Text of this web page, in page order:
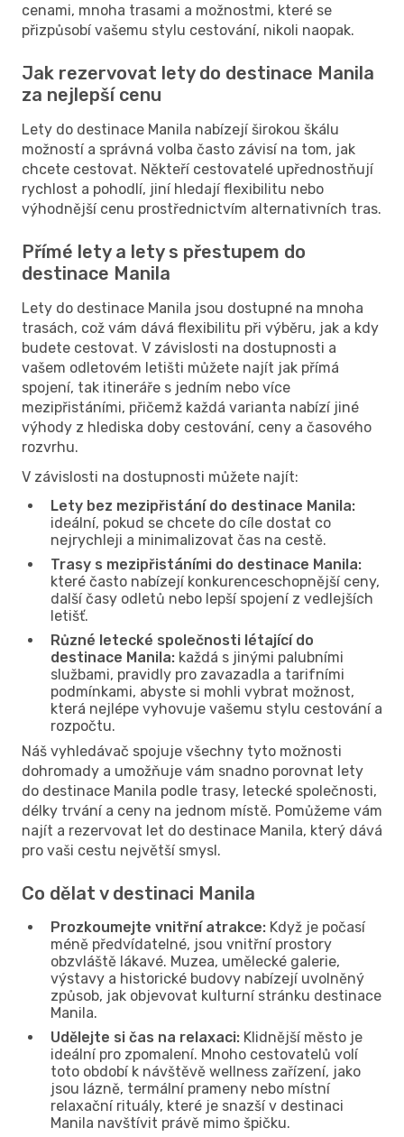
cenami, mnoha trasami a možnostmi, které se
přizpůsobí vašemu stylu cestování, nikoli naopak.
Jak rezervovat lety do destinace Manila
za nejlepší cenu
Lety do destinace Manila nabízejí širokou škálu
možností a správná volba často závisí na tom, jak
chcete cestovat. Někteří cestovatelé upřednostňují
rychlost a pohodlí, jiní hledají flexibilitu nebo
výhodnější cenu prostřednictvím alternativních tras.
Přímé lety a lety s přestupem do
destinace Manila
Lety do destinace Manila jsou dostupné na mnoha
trasách, což vám dává flexibilitu při výběru, jak a kdy
budete cestovat. V závislosti na dostupnosti a
vašem odletovém letišti můžete najít jak přímá
spojení, tak itineráře s jedním nebo více
mezipřistáními, přičemž každá varianta nabízí jiné
výhody z hlediska doby cestování, ceny a časového
rozvrhu.
V závislosti na dostupnosti můžete najít:
Lety bez mezipřistání do destinace Manila:
ideální, pokud se chcete do cíle dostat co
nejrychleji a minimalizovat čas na cestě.
Trasy s mezipřistáními do destinace Manila:
které často nabízejí konkurenceschopnější ceny,
další časy odletů nebo lepší spojení z vedlejších
letišť.
Různé letecké společnosti létající do
destinace Manila: každá s jinými palubními
službami, pravidly pro zavazadla a tarifními
podmínkami, abyste si mohli vybrat možnost,
která nejlépe vyhovuje vašemu stylu cestování a
rozpočtu.
Náš vyhledávač spojuje všechny tyto možnosti
dohromady a umožňuje vám snadno porovnat lety
do destinace Manila podle trasy, letecké společnosti,
délky trvání a ceny na jednom místě. Pomůžeme vám
najít a rezervovat let do destinace Manila, který dává
pro vaši cestu největší smysl.
Co dělat v destinaci Manila
Prozkoumejte vnitřní atrakce: Když je počasí
méně předvídatelné, jsou vnitřní prostory
obzvláště lákavé. Muzea, umělecké galerie,
výstavy a historické budovy nabízejí uvolněný
způsob, jak objevovat kulturní stránku destinace
Manila.
Udělejte si čas na relaxaci: Klidnější město je
ideální pro zpomalení. Mnoho cestovatelů volí
toto období k návštěvě wellness zařízení, jako
jsou lázně, termální prameny nebo místní
relaxační rituály, které je snazší v destinaci
Manila navštívit právě mimo špičku.